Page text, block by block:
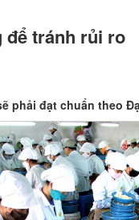
để tránh rủi ro
phải đạt chuẩn theo